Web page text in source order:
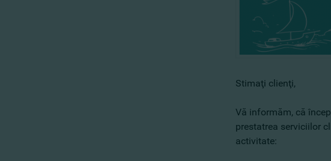
Stimaţi clienţi,
Vă informăm, că
prestatrea serviciilor
activitate: